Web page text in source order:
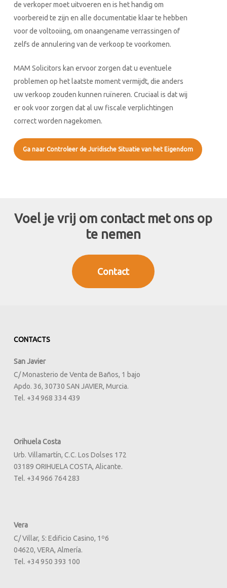
de verkoper moet uitvoeren en is het handig om
voorbereid te zijn en alle documentatie klaar te hebben
voor de voltooiing, om onaangename verrassingen of
zelfs de annulering van de verkoop te voorkomen.
MAM Solicitors kan ervoor zorgen dat u eventuele
problemen op het laatste moment vermijdt, die anders
uw verkoop zouden kunnen ruïneren. Cruciaal is dat wij
er ook voor zorgen dat al uw fiscale verplichtingen
correct worden nagekomen.
Ga naar Controleer de Juridische Situatie van het Eigendom
Voel je vrij om contact met ons op
te nemen
Contact
CONTACTS
San Javier
C/ Monasterio de Venta de Baños, 1 bajo
Apdo. 36, 30730 SAN JAVIER, Murcia.
Tel. +34 968 334 439
Orihuela Costa
Urb. Villamartín, C.C. Los Dolses 172
03189 ORIHUELA COSTA, Alicante.
Tel. +34 966 764 283
Vera
C/ Villar, 5: Edificio Casino, 1º6
04620, VERA, Almería.
Tel. +34 950 393 100